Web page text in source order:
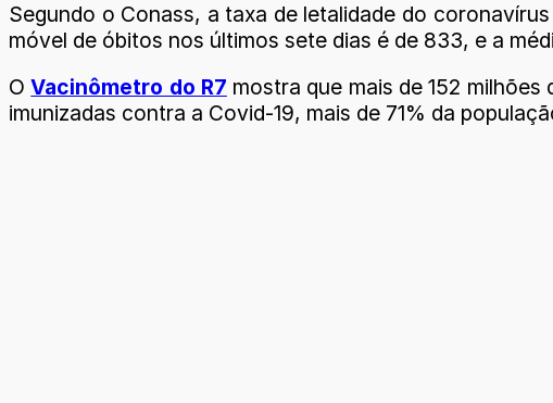
Segundo o Conass, a taxa de letalidade do
móvel de óbitos nos últimos sete dias é de 833, e a
OVacinômetro do R7 mostra que mais de 152
imunizadas contra a Covid-19, mais de 71% da